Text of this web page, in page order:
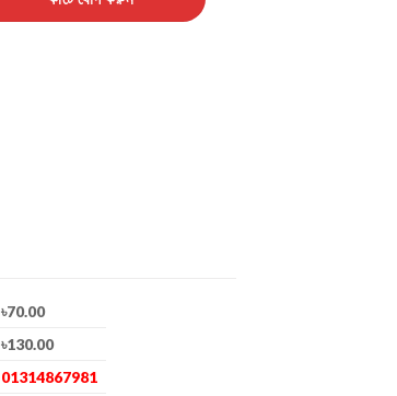
৳70.00
৳130.00
01314867981